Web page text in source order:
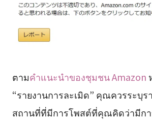
ตามคำแนะนำของชุมชน Amazon
“รายงานการละเมิด” คุณควรระบุร
สถานที่ที่มีการโพสต์ที่คุณคิดว่ามีกา